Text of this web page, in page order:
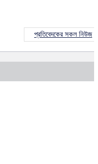
প্রতিবেদকের সকল নিউজ